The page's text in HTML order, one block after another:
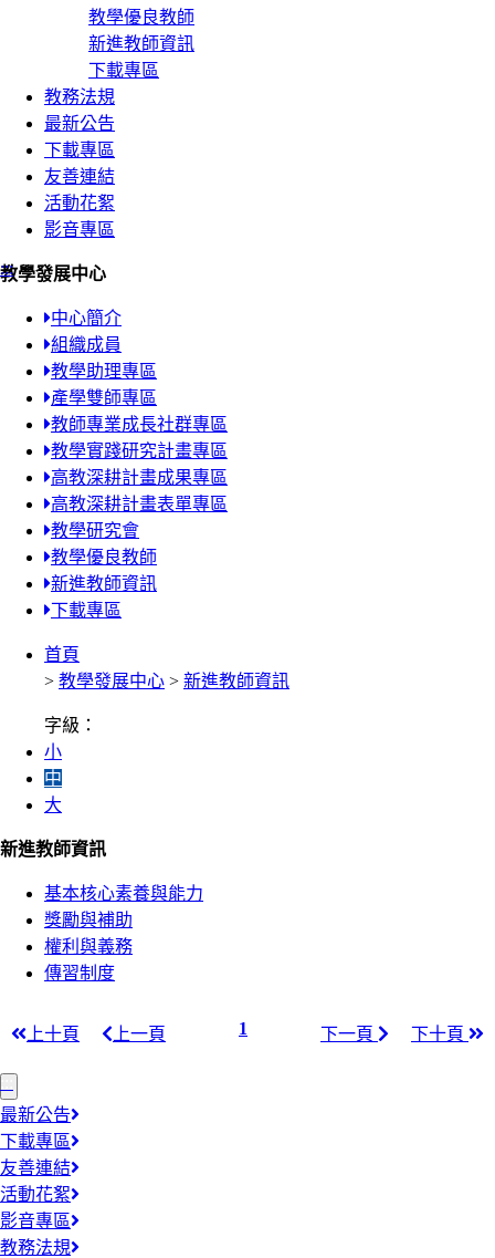
教學優良教師
新進教師資訊
下載專區
教務法規
最新公告
下載專區
友善連結
活動花絮
影音專區
:::
教學發展中心
中心簡介
組織成員
教學助理專區
產學雙師專區
教師專業成長社群專區
教學實踐研究計畫專區
高教深耕計畫成果專區
高教深耕計畫表單專區
教學研究會
教學優良教師
新進教師資訊
下載專區
首頁
> 教學發展中心 > 新進教師資訊
字級：
小
中
大
新進教師資訊
基本核心素養與能力
獎勵與補助
權利與義務
傳習制度
上十頁 上一頁 下一頁 下十頁
1
:::
最新公告
下載專區
友善連結
活動花絮
影音專區
教務法規